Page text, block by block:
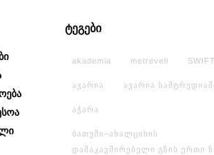
ტეგები
akademia metreveli SWIFT
ავარია ავარია
აჭარა
ბათუმი–ახალციხის
დამაკავშირებელი გზის ერთი